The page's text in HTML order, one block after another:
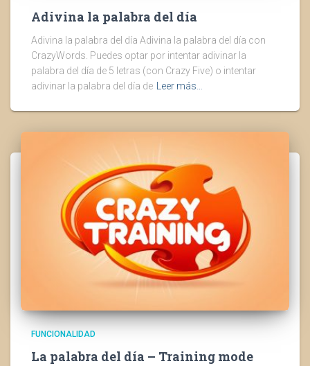
Adivina la palabra del día
Adivina la palabra del día Adivina la palabra del día con
CrazyWords. Puedes optar por intentar adivinar la
palabra del día de 5 letras (con Crazy Five) o intentar
adivinar la palabra del día de
Leer más…
FUNCIONALIDAD
La palabra del día – Training mode